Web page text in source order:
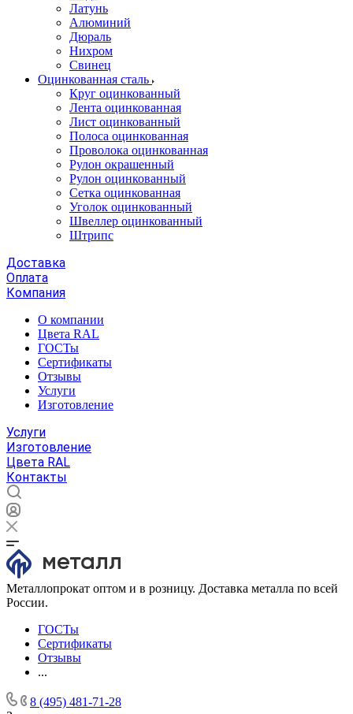
Латунь
Алюминий
Дюраль
Нихром
Свинец
Оцинкованная сталь
Круг оцинкованный
Лента оцинкованная
Лист оцинкованный
Полоса оцинкованная
Проволока оцинкованная
Рулон окрашенный
Рулон оцинкованный
Сетка оцинкованная
Уголок оцинкованный
Швеллер оцинкованный
Штрипс
Доставка
Оплата
Компания
О компании
Цвета RAL
ГОСТы
Сертификаты
Отзывы
Услуги
Изготовление
Услуги
Изготовление
Цвета RAL
Контакты
Металлопрокат оптом и в розницу. Доставка металла по всей
России.
ГОСТы
Сертификаты
Отзывы
...
8 (495) 481-71-28